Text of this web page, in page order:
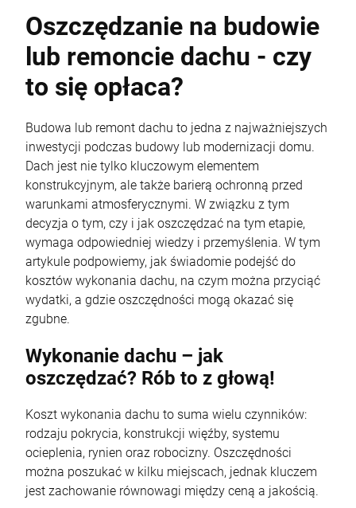
Oszczędzanie na budowie
lub remoncie dachu - czy
to się opłaca?
Budowa lub remont dachu to jedna z najważniejszych
inwestycji podczas budowy lub modernizacji domu.
Dach jest nie tylko kluczowym elementem
konstrukcyjnym, ale także barierą ochronną przed
warunkami atmosferycznymi. W związku z tym
decyzja o tym, czy i jak oszczędzać na tym etapie,
wymaga odpowiedniej wiedzy i przemyślenia. W tym
artykule podpowiemy, jak świadomie podejść do
kosztów wykonania dachu, na czym można przyciąć
wydatki, a gdzie oszczędności mogą okazać się
zgubne.
Wykonanie dachu – jak
oszczędzać? Rób to z głową!
Koszt wykonania dachu to suma wielu czynników:
rodzaju pokrycia, konstrukcji więźby, systemu
ocieplenia, rynien oraz robocizny. Oszczędności
można poszukać w kilku miejscach, jednak kluczem
jest zachowanie równowagi między ceną a jakością.